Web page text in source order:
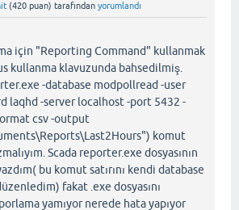
(420 puan) tarafından yorumlandı
için "Reporting Command" kullanmak
kullanma klavuzunda bahsedilmiş.
-database modpollread -user
laqhd -server localhost -port 5432 -
csv -output
komut
Scada reporter.exe dosyasının
bu komut satırını kendi database
fakat .exe dosyasını
yamıyor nerede hata yapıyor